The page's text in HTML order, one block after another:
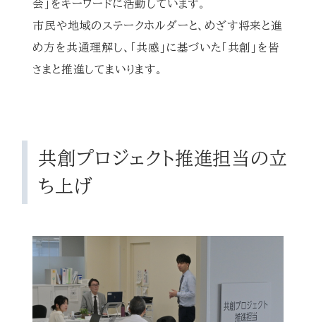
会」をキーワードに活動しています。
市民や地域のステークホルダーと、めざす将来と進
め方を共通理解し、「共感」に基づいた「共創」を皆
さまと推進してまいります。
共創プロジェクト推進担当の立
ち上げ